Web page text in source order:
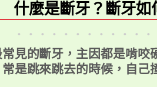
什麼是斷牙？斷牙如
．．．．．．．．．．．．
常見的斷牙，主因都是啃
常是跳來跳去的時候，自己